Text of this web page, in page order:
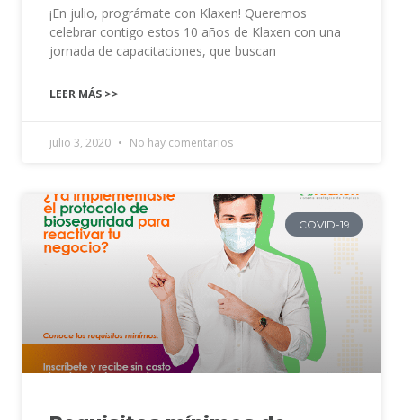
¡En julio, prográmate con Klaxen! Queremos
celebrar contigo estos 10 años de Klaxen con una
jornada de capacitaciones, que buscan
LEER MÁS >>
julio 3, 2020 No hay comentarios
COVID-19